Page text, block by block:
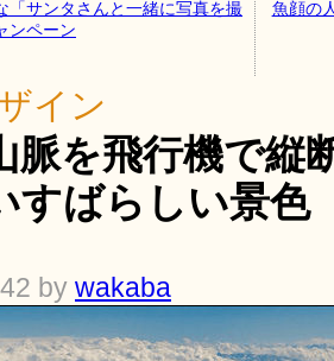
「サンタさんと一緒に写真を撮
ンペーン
魚顔の
イン
脈を飛行機で縦
すばらしい景色
by wakaba